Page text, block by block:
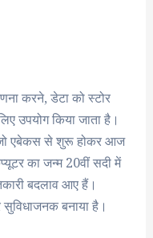
करने, डेटा को स्टोर
उपयोग किया जाता है।
जो एबेकस से शुरू होकर आज
का जन्म 20वीं सदी में
बदलाव आए हैं।
बनाया है।